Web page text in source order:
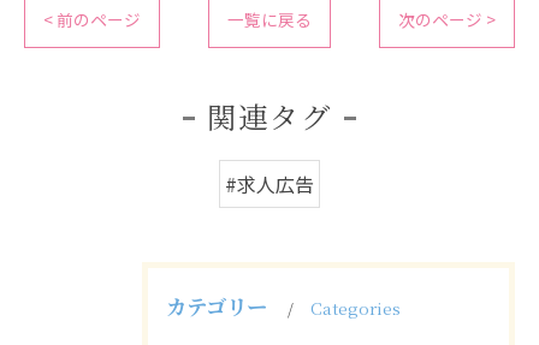
< 前のページ 一覧に戻る 次のページ >
関連タグ
#求人広告
カテゴリー Categories